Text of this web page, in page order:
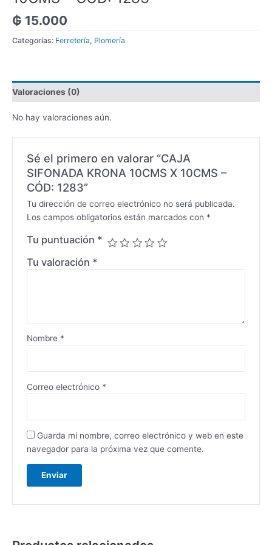
₲ 15.000
Categorías: Ferretería, Plomería
Valoraciones (0)
No hay valoraciones aún.
Sé el primero en valorar “CAJA
SIFONADA KRONA 10CMS X 10CMS –
CÓD: 1283”
Tu dirección de correo electrónico no será publicada.
Los campos obligatorios están marcados con *
Tu puntuación *
Tu valoración *
Nombre *
Correo electrónico *
Guarda mi nombre, correo electrónico y web en este
navegador para la próxima vez que comente.